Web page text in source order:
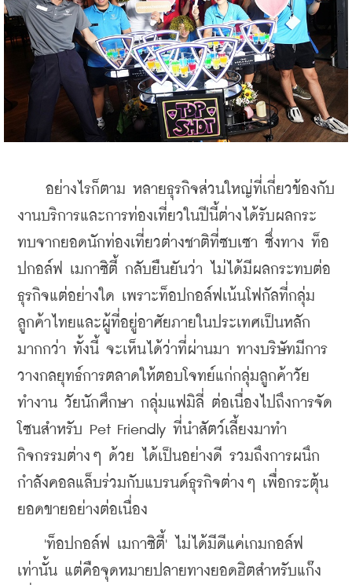
อย่างไรก็ตาม หลายธุรกิจส่วนใหญ่ที่เกี่ยวข้องกับ
งานบริการและการท่องเที่ยวในปีนี้ต่างได้รับผลกระ
ทบจากยอดนักท่องเที่ยวต่างชาติที่ซบเซา ซึ่งทาง ท็อ
ปกอล์ฟ เมกาซิตี้ กลับยืนยันว่า ไม่ได้มีผลกระทบต่อ
ธุรกิจแต่อย่างใด เพราะท็อปกอล์ฟเน้นโฟกัลที่กลุ่ม
ลูกค้าไทยและผู้ที่อยู่อาศัยภายในประเทศเป็นหลัก
มากกว่า ทั้งนี้ จะเห็นได้ว่าที่ผ่านมา ทางบริษัทมีการ
วางกลยุทธ์การตลาดให้ตอบโจทย์แก่กลุ่มลูกค้าวัย
ทำงาน วัยนักศึกษา กลุ่มแฟมิลี่ ต่อเนื่องไปถึงการจัด
โซนสำหรับ Pet Friendly ที่นำสัตว์เลี้ยงมาทำ
กิจกรรมต่างๆ ด้วย ได้เป็นอย่างดี รวมถึงการผนึก
กำลังคอลแล็บร่วมกับแบรนด์ธุรกิจต่างๆ เพื่อกระตุ้น
ยอดขายอย่างต่อเนื่อง
'ท็อปกอล์ฟ เมกาซิตี้' ไม่ได้มีดีแค่เกมกอล์ฟ
เท่านั้น แต่คือจุดหมายปลายทางยอดฮิตสำหรับแก๊ง